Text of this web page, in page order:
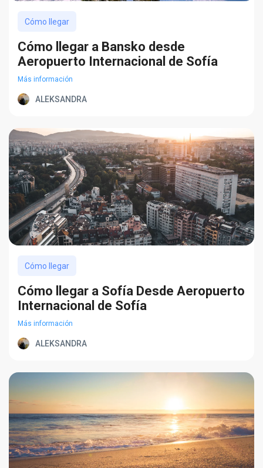
Cómo llegar
Cómo llegar a Bansko desde
Aeropuerto Internacional de Sofía
Más información
ALEKSANDRA
Cómo llegar
Cómo llegar a Sofía Desde Aeropuerto
Internacional de Sofía
Más información
ALEKSANDRA